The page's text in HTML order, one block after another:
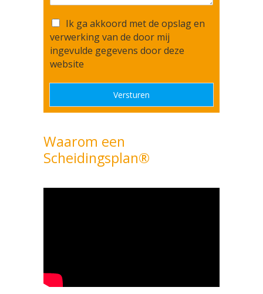
m
e
r
*
r
e
s
o
f
b
e
r
i
h
t
T
o
e
s
t
e
m
i
g
*
Ik ga akkoord met de opslag en
verwerking van de door mij
ingevulde gegevens door deze
website
Versturen
Waarom een
Scheidingsplan®